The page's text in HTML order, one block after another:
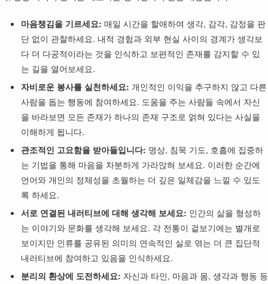
마음챙김을 기르세요: 매일 시간을 할애하여 생각, 감각, 감정을 판
단 없이 관찰하세요. 내적 경험과 외부 현실 사이의 경계가 생각보
다 더 다공적이라는 것을 인식하고 보편적인 존재를 감지할 수 있
는 길을 열어보세요.
자비로운 봉사를 실천하세요: 개인적인 이익을 추구하지 않고 다른
사람을 돕는 행동에 참여하세요. 도움을 주는 사람들 속에서 자신
을 바라보면 모든 존재가 하나의 존재 구조로 얽혀 있다는 사실을
이해하게 됩니다.
관조적인 고요함을 받아들입니다: 명상, 침묵 기도, 호흡에 집중하
는 기법을 통해 마음을 차분하게 가라앉혀 보세요. 이러한 순간에
언어와 개인의 정체성을 초월하는 더 깊은 일체감을 느낄 수 있도
록 하세요.
서로 연결된 내러티브에 대해 생각해 보세요: 인간의 삶을 형성하
는 이야기와 문화를 생각해 보세요. 각 전통이 겉보기에는 별개로
보이지만 인류를 공유된 의미의 연속적인 실로 엮는 더 큰 집단적
내러티브에 참여하고 있음을 인식하세요.
분리의 환상에 도전하세요: 자신과 타인, 마음과 몸, 생각과 행동 등